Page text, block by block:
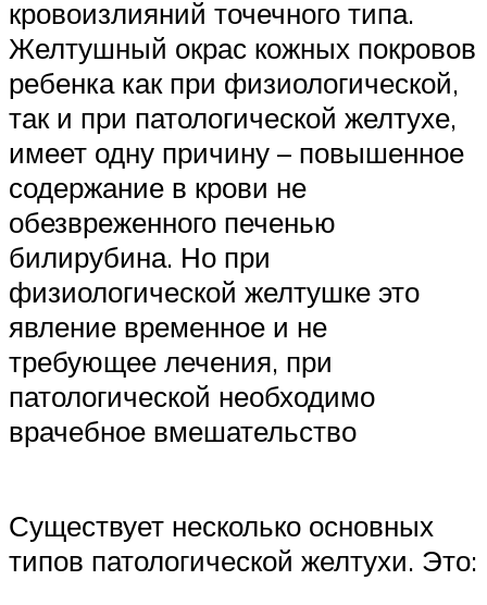
кровоизлияний точечного типа.
Желтушный окрас кожных покровов
ребенка как при физиологической,
так и при патологической желтухе,
имеет одну причину – повышенное
содержание в крови не
обезвреженного печенью
билирубина. Но при
физиологической желтушке это
явление временное и не
требующее лечения, при
патологической необходимо
врачебное вмешательство
Существует несколько основных
типов патологической желтухи. Это: